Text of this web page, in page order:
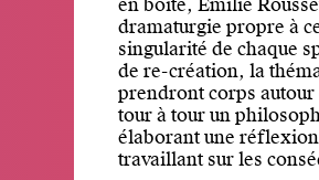
en boîte, Emilie
dramaturgie propre à
singularité de chaque
de re-création, la
prendront corps autour
tour à tour un
élaborant une
travaillant sur les